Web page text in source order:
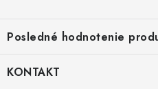
p
ä
Posledné hodnotenie
KONTAKT